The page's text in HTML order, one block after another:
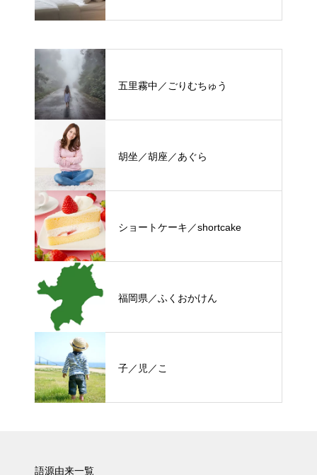
五里霧中／ごりむちゅう
胡坐／胡座／あぐら
ショートケーキ／shortcake
福岡県／ふくおかけん
子／児／こ
語源由来一覧